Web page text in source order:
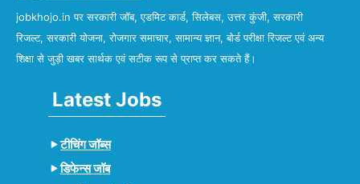
jobkhojo.in पर सरकारी जॉब, एडमिट कार्ड, सिलेबस, उत्तर कुंजी, सरकारी
रिजल्ट, सरकारी योजना, रोजगार समाचार, सामान्य ज्ञान, बोर्ड परीक्षा रिजल्ट एवं अन्य
शिक्षा से जुड़ी खबर सार्थक एवं सटीक रूप से प्राप्त कर सकते हैं।
Latest Jobs
टीचिंग जॉब्स
डिफेन्स जॉब